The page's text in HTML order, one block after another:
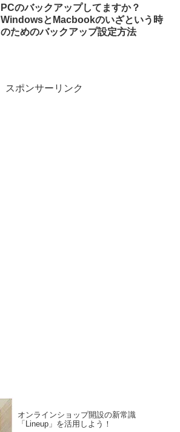
PCのバックアップしてますか？
WindowsとMacbookのいざという時
のためのバックアップ設定方法
スポンサーリンク
オンラインショップ開設の新常識
「Lineup」を活用しよう！